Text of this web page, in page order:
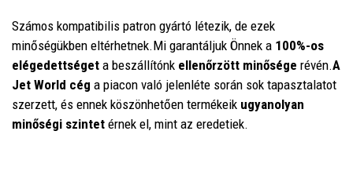
Számos kompatibilis patron gyártó létezik, de ezek
minőségükben eltérhetnek.Mi garantáljuk Önnek a 100%-os
elégedettséget a beszállítónk ellenőrzött minősége révén.A
Jet World cég a piacon való jelenléte során sok tapasztalatot
szerzett, és ennek köszönhetően termékeik ugyanolyan
minőségi szintet érnek el, mint az eredetiek.